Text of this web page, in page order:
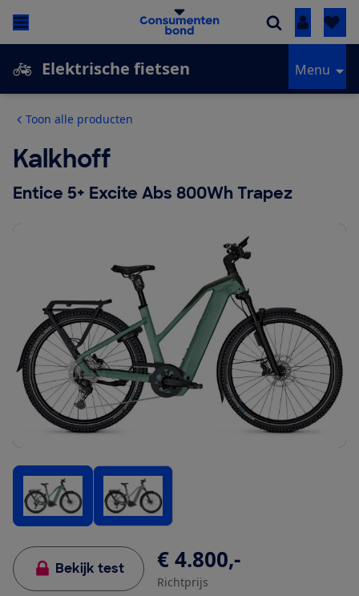
Inloggen
Elektrische fietsen Menu
Toon alle producten
Kalkhoff
Entice 5+ Excite Abs 800Wh Trapez
Bekijk test € 4.800,-
Richtprijs